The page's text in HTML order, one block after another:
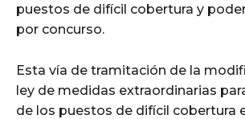
puestos de difícil cobertura y
por concurso.
Esta vía de tramitación de la
ley de medidas extraordinarias
de los puestos de difícil cobertura